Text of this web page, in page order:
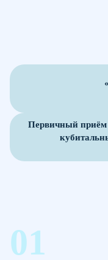
Первичный приём